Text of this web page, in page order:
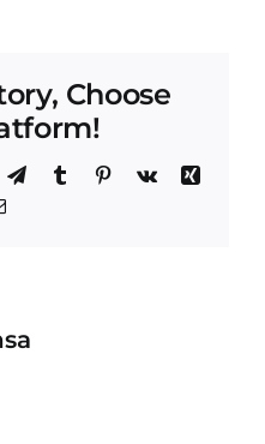
Choose
TelegramTumblrPinterest
Vk
Xing
Correo